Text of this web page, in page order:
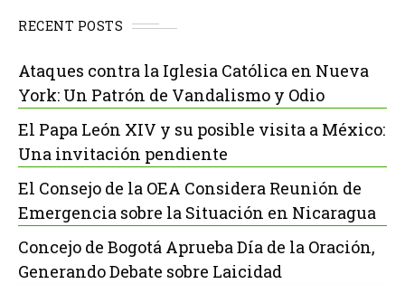
RECENT POSTS
Ataques contra la Iglesia Católica en Nueva
York: Un Patrón de Vandalismo y Odio
El Papa León XIV y su posible visita a México:
Una invitación pendiente
El Consejo de la OEA Considera Reunión de
Emergencia sobre la Situación en Nicaragua
Concejo de Bogotá Aprueba Día de la Oración,
Generando Debate sobre Laicidad